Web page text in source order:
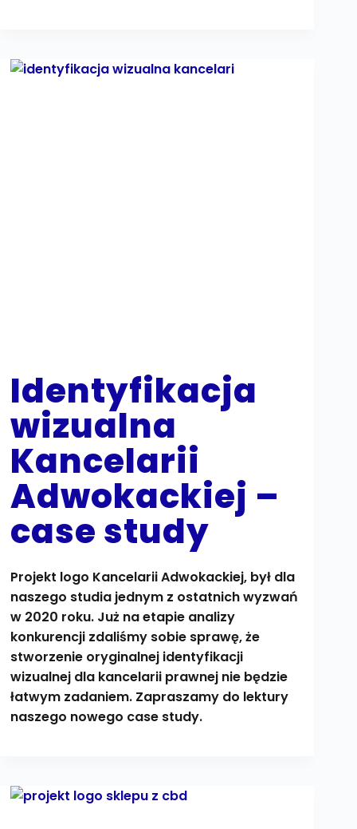
Identyfikacja
wizualna
Kancelarii
Adwokackiej –
case study
Projekt logo Kancelarii Adwokackiej, był dla
naszego studia jednym z ostatnich wyzwań
w 2020 roku. Już na etapie analizy
konkurencji zdaliśmy sobie sprawę, że
stworzenie oryginalnej identyfikacji
wizualnej dla kancelarii prawnej nie będzie
łatwym zadaniem. Zapraszamy do lektury
naszego nowego case study.